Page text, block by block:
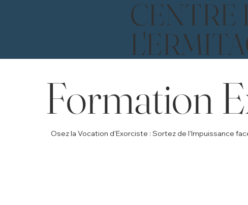
Formation
Osez la Vocation d'Exorciste : Sortez de l'Impuissance